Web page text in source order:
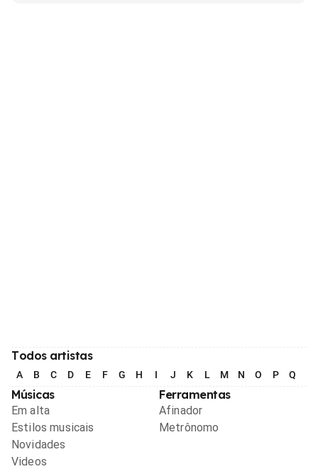
Todos artistas
A B C D E F G H I J K L M N O P Q
Músicas
Em alta
Estilos musicais
Novidades
Videos
Ferramentas
Afinador
Metrônomo